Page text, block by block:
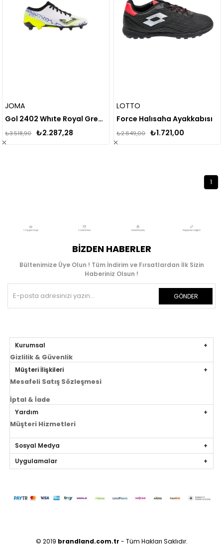
JOMA
Gol 2402 Whıte Royal Green Fırm Ground Erkek Beyaz - Saks - Yeşil Krampon Golw2402fg
₺2.287,28
₺3.518,90
LOTTO
Force Halısaha Ayakkabısı
₺1.721,00
₺2.649,00
1
BIZDEN HABERLER
Bültenimize Üye Olun ! Tüm İndirim ve Fırsatlardan İlk Sizin
Haberiniz Olsun !
GÖNDER
Kurumsal
Gizlilik & Güvenlik
Müşteri İlişkileri
Mesafeli Satış Sözleşmesi
İptal & İade
Yardım
Müşteri Hizmetleri
Sosyal Medya
Uygulamalar
© 2019 brandland.com.tr - Tüm Hakları Saklıdır.